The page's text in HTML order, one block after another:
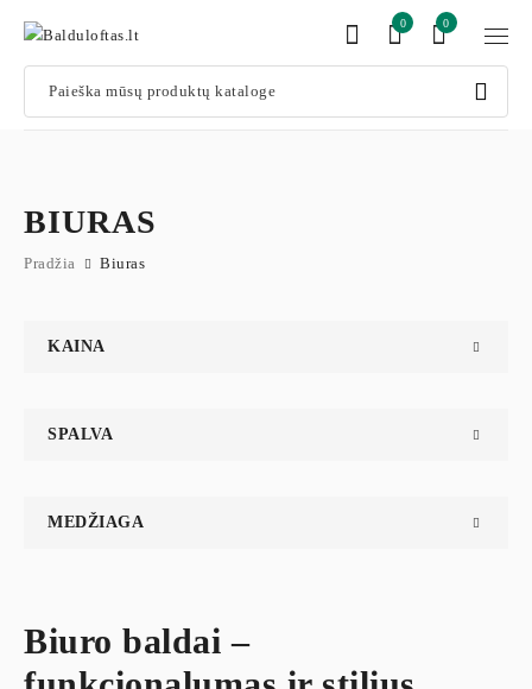
0
0
Pradžia Biuras
BIURAS
KAINA
SPALVA
MEDŽIAGA
Biuro baldai –